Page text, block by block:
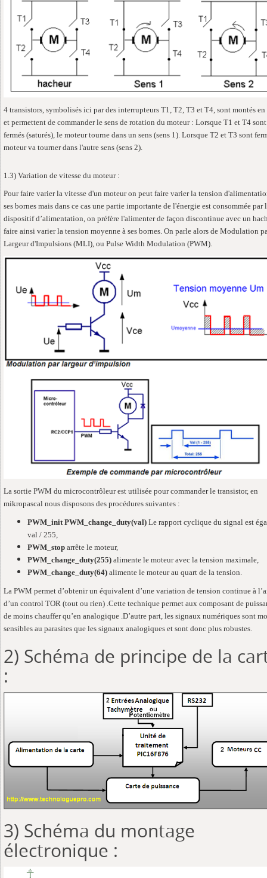
4 transistors, symbolisés ici par des interrupteurs T1, T2, T3 et T4, sont montés
et permettent de commander le sens de rotation du moteur : Lorsque T1 et T4 sont
fermés (saturés), le moteur tourne dans un sens (sens 1). Lorsque T2 et T3 sont
moteur va tourner dans l'autre sens (sens 2).
1.3) Variation de vitesse du moteur :
Pour faire varier la vitesse d'un moteur on peut faire varier la tension
ses bornes mais dans ce cas une partie importante de l'énergie est consommée par
dispositif d’alimentation, on préfère l'alimenter de façon discontinue avec un
faire ainsi varier la tension moyenne à ses bornes. On parle alors de Modulation
Largeur d'Impulsions (MLI), ou Pulse Width Modulation (PWM).
La sortie PWM du microcontrôleur est utilisée pour commander le transistor, en
mikropascal nous disposons des procédures suivantes :
PWM_init PWM_change_duty(val) Le rapport cyclique du signal est
val / 255,
PWM_stop arrête le moteur,
PWM_change_duty(255) alimente le moteur avec la tension maximale,
PWM_change_duty(64) alimente le moteur au quart de la tension.
La PWM permet d’obtenir un équivalent d’une variation de tension continue à
d’un control TOR (tout ou rien) .Cette technique permet aux composant de
de moins chauffer qu’en analogique .D’autre part, les signaux numériques sont
sensibles au parasites que les signaux analogiques et sont donc plus robustes.
2) Schéma de principe de la
:
3) Schéma du montage
électronique :